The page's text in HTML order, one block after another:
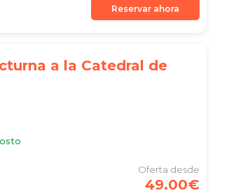
Reservar ahora
a la Catedral de
Oferta desde
49.00€